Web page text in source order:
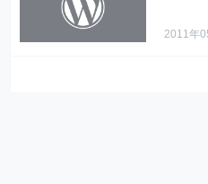
2011年